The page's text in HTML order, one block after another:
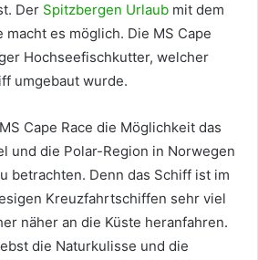
Der Spitzbergen Urlaub mit dem
macht es möglich. Die MS Cape
Hochseefischkutter, welcher
umgebaut wurde.
Cape Race die Möglichkeit das
und die Polar-Region in Norwegen
betrachten. Denn das Schiff ist im
Kreuzfahrtschiffen sehr viel
näher an die Küste heranfahren.
die Naturkulisse und die